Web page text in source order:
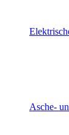
Asche-